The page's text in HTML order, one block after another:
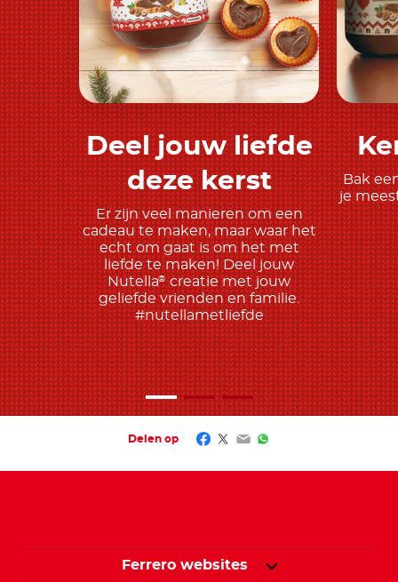
Meer ontdekken
Deel jouw liefde
deze kerst
Er zijn veel manieren om een
cadeau te maken, maar waar het
echt om gaat is om het met
liefde te maken! Deel jouw
Nutella® creatie met jouw
geliefde vrienden en familie.
#nutellametliefde
Bak
je
Delen op Facebook
Twitter
EmailWhatsApp
Ferrero websites